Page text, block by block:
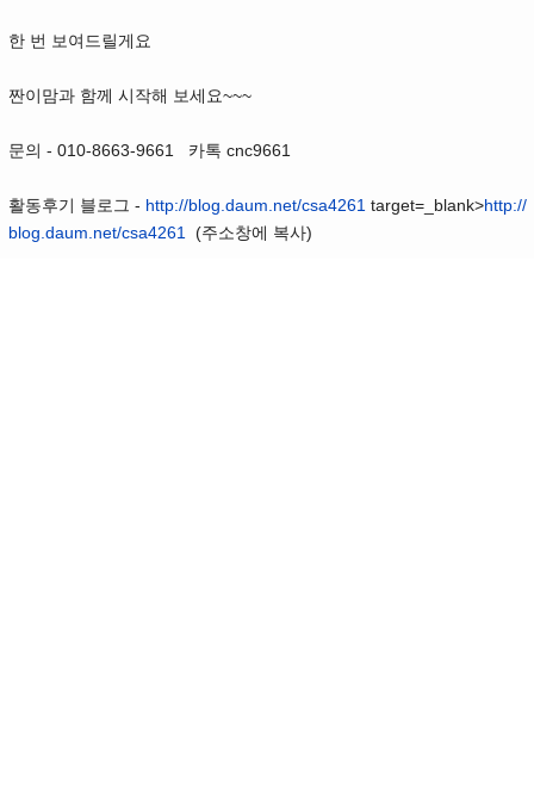
한 번 보여드릴게요
짠이맘과 함께 시작해 보세요~~~
문의 - 010-8663-9661 카톡 cnc9661
활동후기 블로그 - http://blog.daum.net/csa4261 target=_blank>http://
blog.daum.net/csa4261
(주소창에 복사)